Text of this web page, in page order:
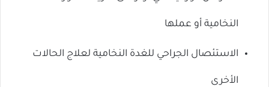
النخامية أو عملها
الاستئصال الجراحي للغدة النخامية لعلاج الحالات
الأخرى